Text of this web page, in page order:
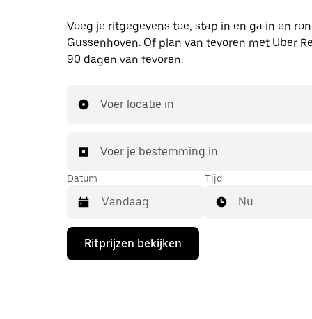
Voeg je ritgegevens toe, stap in en ga in en
Gussenhoven. Of plan van tevoren met Uber
90 dagen van tevoren.
Voer locatie in
Voer je bestemming in
Datum
Druk
de
Tijd
Nu
Ritprijzen bekijken